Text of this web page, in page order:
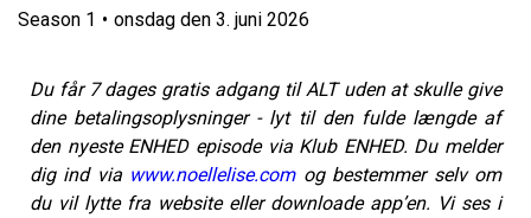
Season 1 • onsdag den 3. juni 2026
Du får 7 dages gratis adgang til ALT uden at skulle give
dine betalingsoplysninger - lyt til den fulde længde af
den nyeste ENHED episode via Klub ENHED. Du melder
dig ind via www.noellelise.comog bestemmer selv om
du vil lytte fra website eller downloade app’en. Vi ses i